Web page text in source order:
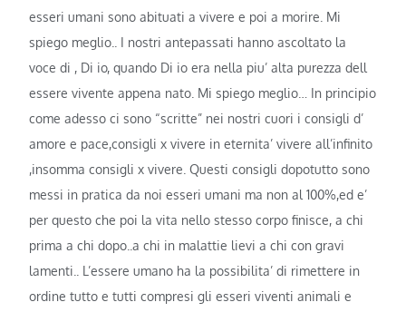
esseri umani sono abituati a vivere e poi a morire. Mi
spiego meglio.. I nostri antepassati hanno ascoltato la
voce di , Di io, quando Di io era nella piu’ alta purezza dell
essere vivente appena nato. Mi spiego meglio… In principio
come adesso ci sono “scritte” nei nostri cuori i consigli d’
amore e pace,consigli x vivere in eternita’ vivere all’infinito
,insomma consigli x vivere. Questi consigli dopotutto sono
messi in pratica da noi esseri umani ma non al 100%,ed e’
per questo che poi la vita nello stesso corpo finisce, a chi
prima a chi dopo..a chi in malattie lievi a chi con gravi
lamenti.. L’essere umano ha la possibilita’ di rimettere in
ordine tutto e tutti compresi gli esseri viventi animali e